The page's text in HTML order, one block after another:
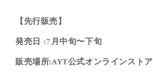
【先行販売】
発売日 :7月中旬〜下旬
販売場所:AYT公式オンラインストア